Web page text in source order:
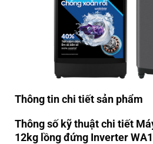
Thông tin chi tiết sản phẩm
Thông số kỹ thuật chi tiết
12kg lồng đứng Inverter